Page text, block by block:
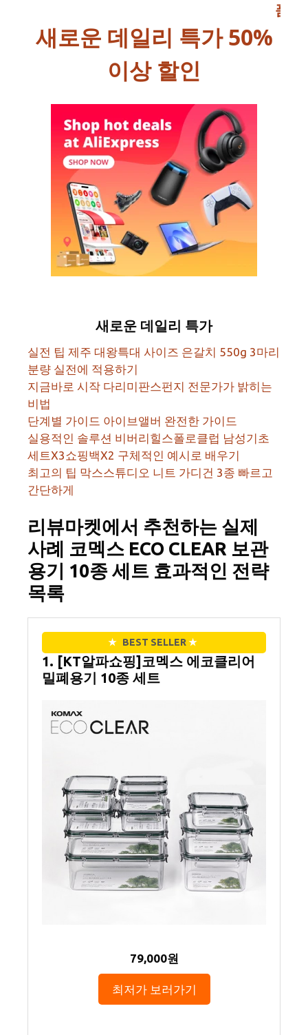
새로운 데일리 특가 50%
이상 할인
새로운 데일리 특가
실전 팁 제주 대왕특대 사이즈 은갈치 550g 3마리
분량 실전에 적용하기
지금바로 시작 다리미판스펀지 전문가가 밝히는
비법
단계별 가이드 아이브앨버 완전한 가이드
실용적인 솔루션 비버리힐스폴로클럽 남성기초
세트X3쇼핑백X2 구체적인 예시로 배우기
최고의 팁 막스스튜디오 니트 가디건 3종 빠르고
간단하게
리뷰마켓에서 추천하는 실제
사례 코멕스 ECO CLEAR 보관
용기 10종 세트 효과적인 전략
목록
★ BEST SELLER ★
1. [KT알파쇼핑]코멕스 에코클리어
밀폐용기 10종 세트
79,000원
최저가 보러가기